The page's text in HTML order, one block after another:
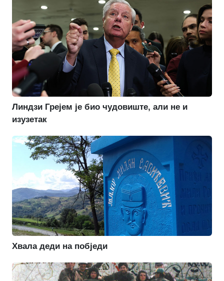
Линдзи Грејем је био чудовиште, али не и
изузетак
Хвала деди на побједи